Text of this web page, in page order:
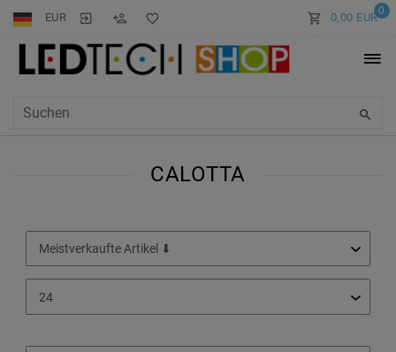
EUR 0
0,00 EUR
CALOTTA